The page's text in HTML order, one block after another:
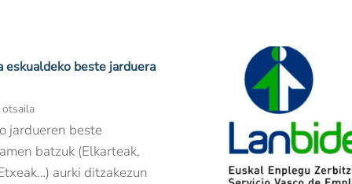
eskualdeko beste jarduera
jardueren beste
batzuk (Elkarteak,
aurki ditzakezun